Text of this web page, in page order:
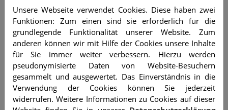
Landesinnungsmeister Günther Wagner und
Geschäftsführer Stephan Kopp trafen Ministerpräsident Dr.
Markus Söder in der Staatskanzlei. Dabei gab es genug
Gelegenheit, die aktuellen Herausforderungen des
Bayerischen Bäckerhandwerks anzusprechen.
Im Fokus standen dabei die bürokratischen Auflagen. Es
wurde aber eine Vielzahl von Themen angesprochen. Dazu
zählten neben der Erbschaftssteuer auch die Bonpflicht, die
Unsere Webseite verwendet Cookies. Diese haben zwei
Funktionen: Zum einen sind sie erforderlich für die
grundlegende Funktionalität unserer Website. Zum
anderen können wir mit Hilfe der Cookies unsere Inhalte
für Sie immer weiter verbessern. Hierzu werden
pseudonymisierte Daten von Website-Besuchern
gesammelt und ausgewertet. Das Einverständnis in die
Verwendung der Cookies können Sie jederzeit
widerrufen. Weitere Informationen zu Cookies auf dieser